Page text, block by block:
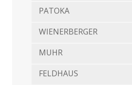
PATOKA
WIENERBERGER
MUHR
FELDHAUS